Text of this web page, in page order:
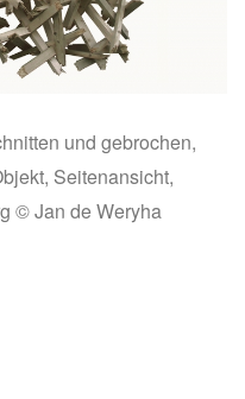
und gebrochen,
Seitenansicht,
© Jan de Weryha